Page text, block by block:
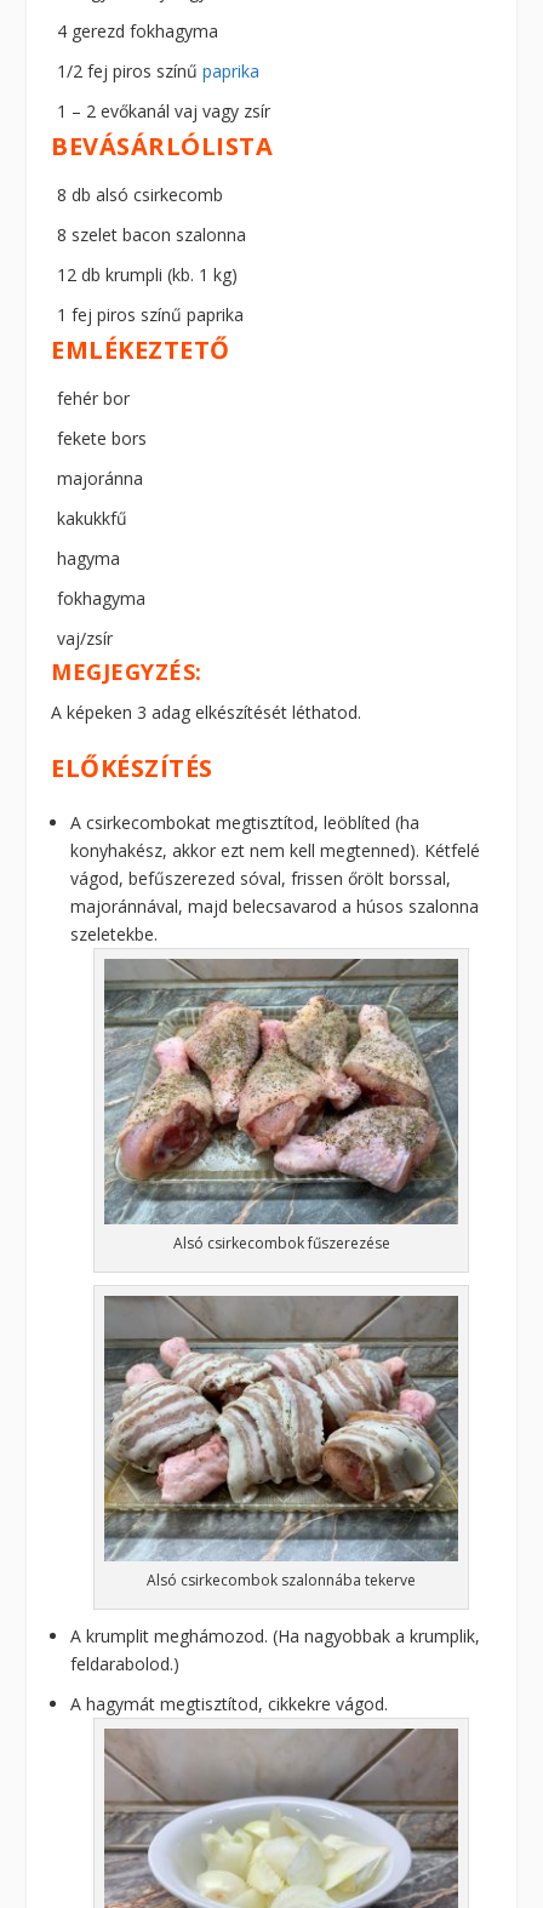
4 gerezd fokhagyma
1/2 fej piros színűpaprika
1 – 2 evőkanál vaj vagy zsír
BEVÁSÁRLÓLISTA
8 db alsó csirkecomb
8 szelet bacon szalonna
12 db krumpli (kb. 1 kg)
1 fej piros színű paprika
EMLÉKEZTETŐ
fehér bor
fekete bors
majoránna
kakukkfű
hagyma
fokhagyma
vaj/zsír
MEGJEGYZÉS:
A képeken 3 adag elkészítését léthatod.
ELŐKÉSZÍTÉS
A csirkecombokat megtisztítod, leöblíted (ha
konyhakész, akkor ezt nem kell megtenned). Kétfelé
vágod, befűszerezed sóval, frissen őrölt borssal,
majoránnával, majd belecsavarod a húsos szalonna
szeletekbe.
Alsó csirkecombok fűszerezése
Alsó csirkecombok szalonnába tekerve
A krumplit meghámozod. (Ha nagyobbak a krumplik,
feldarabolod.)
A hagymát megtisztítod, cikkekre vágod.